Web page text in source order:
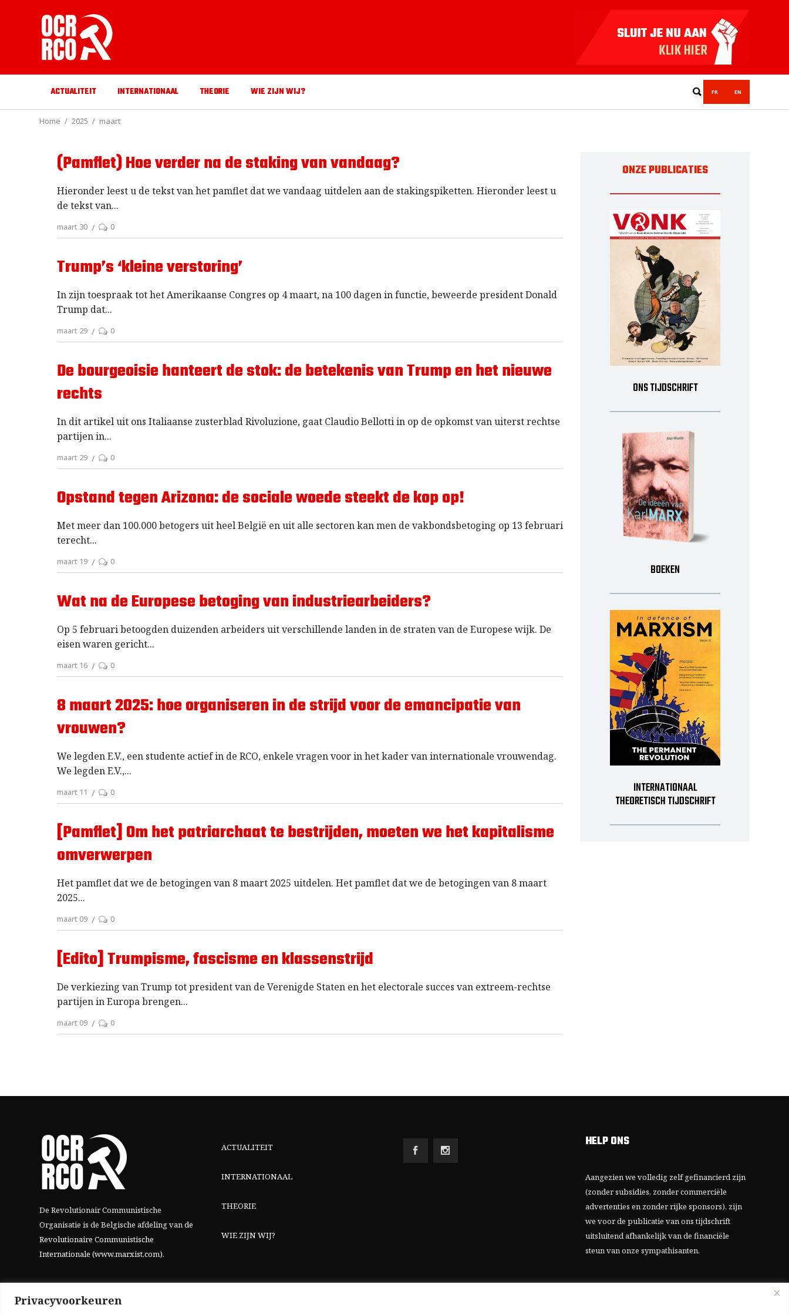
Privacyvoorkeuren
ACTUALITEIT INTERNATIONAAL THEORIE WIE ZIJN WIJ? FR EN
Home 2025 maart
(Pamflet) Hoe verder na de staking van vandaag?
Hieronder leest u de tekst van het pamflet dat we vandaag uitdelen aan de stakingspiketten. Hieronder leest u
de tekst van
maart 30 0
Trump’s ‘kleine verstoring’
In zijn toespraak tot het Amerikaanse Congres op 4 maart, na 100 dagen in functie, beweerde president Donald
Trump dat
maart 29 0
De bourgeoisie hanteert de stok: de betekenis van Trump en het nieuwe
rechts
In dit artikel uit ons Italiaanse zusterblad Rivoluzione, gaat Claudio Bellotti in op de opkomst van uiterst rechtse
partijen in
maart 29 0
Opstand tegen Arizona: de sociale woede steekt de kop op!
Met meer dan 100.000 betogers uit heel België en uit alle sectoren kan men de vakbondsbetoging op 13 februari
terecht
maart 19 0
Wat na de Europese betoging van industriearbeiders?
Op 5 februari betoogden duizenden arbeiders uit verschillende landen in de straten van de Europese wijk. De
eisen waren gericht
maart 16 0
8 maart 2025: hoe organiseren in de strijd voor de emancipatie van
vrouwen?
We legden E.V., een studente actief in de RCO, enkele vragen voor in het kader van internationale vrouwendag.
We legden E.V.,
maart 11 0
[Pamflet] Om het patriarchaat te bestrijden, moeten we het kapitalisme
omverwerpen
Het pamflet dat we de betogingen van 8 maart 2025 uitdelen. Het pamflet dat we de betogingen van 8 maart
2025
maart 09 0
[Edito] Trumpisme, fascisme en klassenstrijd
De verkiezing van Trump tot president van de Verenigde Staten en het electorale succes van extreem-rechtse
partijen in Europa brengen
maart 09 0
ONZE PUBLICATIES
ONS TIJDSCHRIFT
BOEKEN
INTERNATIONAAL
THEORETISCH TIJDSCHRIFT
De Revolutionair Communistische
Organisatie is de Belgische afdeling vande
Revolutionaire Communistische
Internationale (www.marxist.com).
ACTUALITEIT
INTERNATIONAAL
THEORIE
WIE ZIJN WIJ?
HELP ONS
Aangezien we volledig zelf gefinancierd zijn
(zonder subsidies, zonder commerciële
advertenties en zonder rijke sponsors), zijn
we voor de publicatie van ons tijdschrift
uitsluitend afhankelijk van de financiële
steun van onze sympathisanten.
Bij voorbaat dank voor uw solidariteit.